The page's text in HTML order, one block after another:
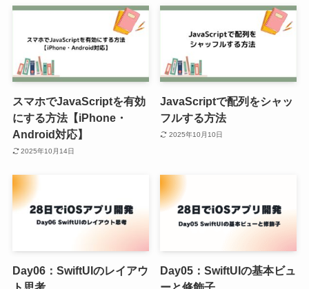
スマホでJavaScriptを有効
にする方法【iPhone・
Android対応】
2025年10月14日
JavaScriptで配列をシャッ
フルする方法
2025年10月10日
Day06：SwiftUIのレイアウ
Day05：SwiftUIの基本ビュ